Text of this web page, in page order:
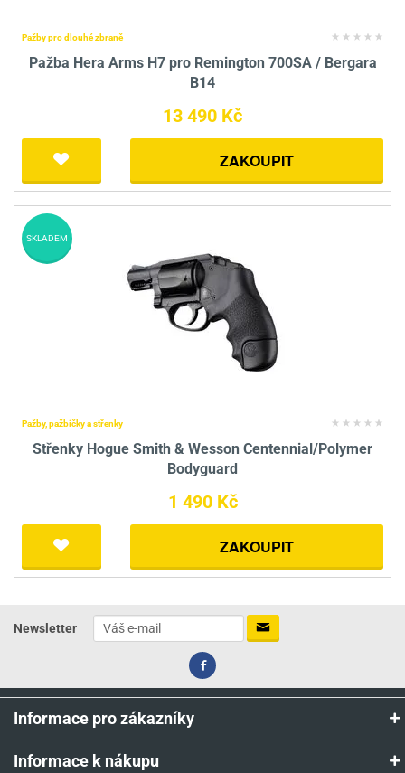
Pažby pro dlouhé zbraně
Pažba Hera Arms H7 pro Remington 700SA / Bergara
B14
13 490 Kč
ZAKOUPIT
Pažby, pažbičky a střenky
Střenky Hogue Smith & Wesson Centennial/Polymer
Bodyguard
1 490 Kč
ZAKOUPIT
SKLADEM
Newsletter
Informace pro zákazníky
Informace k nákupu